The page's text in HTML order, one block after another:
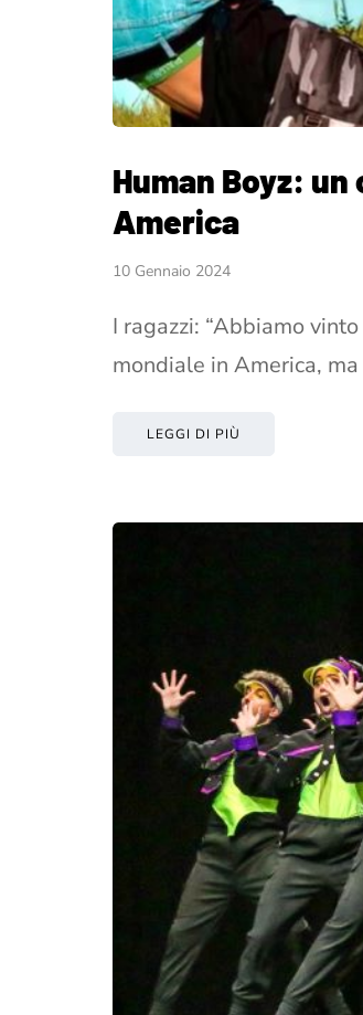
Human Boyz:
America
10 Gennaio 2024
I ragazzi: “Abbiamo
mondiale in America,
LEGGI DI PIÙ